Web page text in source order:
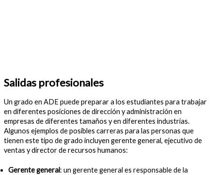
Salidas profesionales
Un grado en ADE puede preparar a los estudiantes para trabajar
en diferentes posiciones de dirección y administración en
empresas de diferentes tamaños y en diferentes industrias.
Algunos ejemplos de posibles carreras para las personas que
tienen este tipo de grado incluyen gerente general, ejecutivo de
ventas y director de recursos humanos:
Gerente general: un gerente general es responsable de la